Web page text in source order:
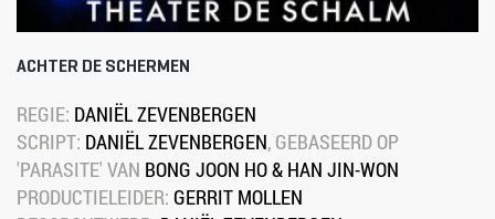
ACHTER DE SCHERMEN
REGIE: DANIËL ZEVENBERGEN
SCRIPT: DANIËL ZEVENBERGEN, GEBASEERD OP
'PARASITE' VAN BONG JOON HO & HAN JIN-WON
PRODUCTIELEIDER: GERRIT MOLLEN